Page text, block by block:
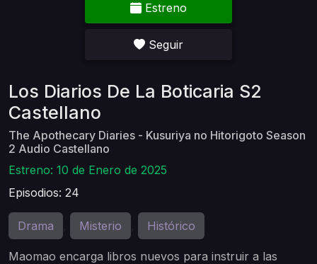
Estreno
Seguir
Los Diarios De La Boticaria S2
Castellano
The Apothecary Diaries - Kusuriya no Hitorigoto Season
2 Audio Castellano
Estreno: 10 de Enero de 2025
Episodios: 24
Drama Misterio Histórico
Maomao encarga libros nuevos para instruir a las